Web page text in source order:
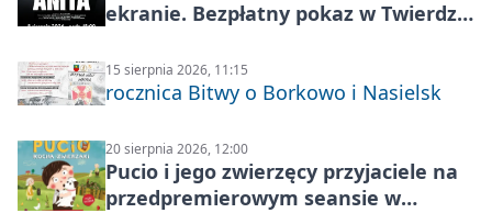
ekranie. Bezpłatny pokaz w Twierdzy
15 sierpnia 2026, 11:15
rocznica Bitwy o Borkowo i Nasielsk
20 sierpnia 2026, 12:00
Pucio i jego zwierzęcy przyjaciele na
przedpremierowym seansie w